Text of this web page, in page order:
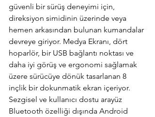
güvenli bir sürüş deneyimi için,
direksiyon simidinin üzerinde veya
hemen arkasından bulunan kumandalar
devreye giriyor. Medya Ekranı, dört
hoparlör, bir USB bağlantı noktası ve
daha iyi görüş ve ergonomi sağlamak
üzere sürücüye dönük tasarlanan 8
inçlik bir dokunmatik ekran içeriyor.
Sezgisel ve kullanıcı dostu arayüz
Bluetooth özelliği dışında Android